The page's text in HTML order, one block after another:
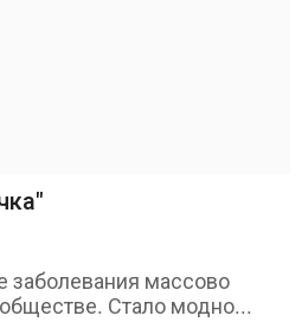
заболевания массово
Стало модно...